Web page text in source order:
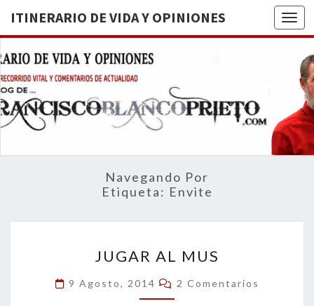
ITINERARIO DE VIDA Y OPINIONES
DE
BREVE
RECORRIDO
VITAL Y
ACTUALIDAD
Navegando Por
Etiqueta: Envite
AL
MUS
JUGAR AL MUS
9 Agosto, 2014 Comentarios
2 Comentarios